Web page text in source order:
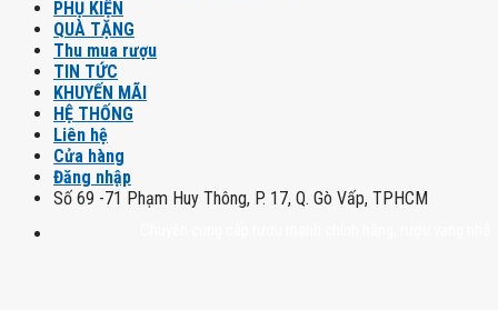
PHỤ KIỆN
QUÀ TẶNG
Thu mua rượu
TIN TỨC
KHUYẾN MÃI
HỆ THỐNG
Liên hệ
Cửa hàng
Đăng nhập
Số 69 -71 Phạm Huy Thông, P. 17, Q. Gò Vấp, TPHCM